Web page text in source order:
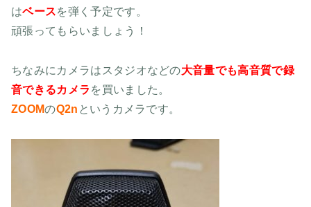
はベースを弾く予定です。
頑張ってもらいましょう！
ちなみにカメラはスタジオなどの大音量でも高音質で録
音できるカメラ を買いました。
ZOOMのQ2n というカメラです。